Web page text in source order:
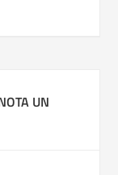
UN